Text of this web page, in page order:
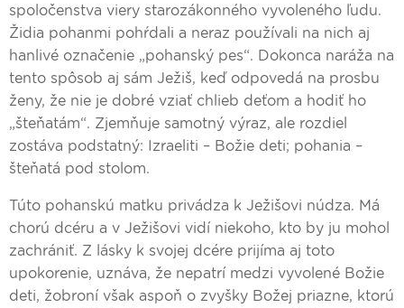
spoločenstva viery starozákonného vyvoleného ľudu.
Židia pohanmi pohŕdali a neraz používali na nich aj
hanlivé označenie „pohanský pes“. Dokonca naráža na
tento spôsob aj sám Ježiš, keď odpovedá na prosbu
ženy, že nie je dobré vziať chlieb deťom a hodiť ho
„šteňatám“. Zjemňuje samotný výraz, ale rozdiel
zostáva podstatný: Izraeliti – Božie deti; pohania –
šteňatá pod stolom.
Túto pohanskú matku privádza k Ježišovi núdza. Má
chorú dcéru a v Ježišovi vidí niekoho, kto by ju mohol
zachrániť. Z lásky k svojej dcére prijíma aj toto
upokorenie, uznáva, že nepatrí medzi vyvolené Božie
deti, žobroní však aspoň o zvyšky Božej priazne, ktorú